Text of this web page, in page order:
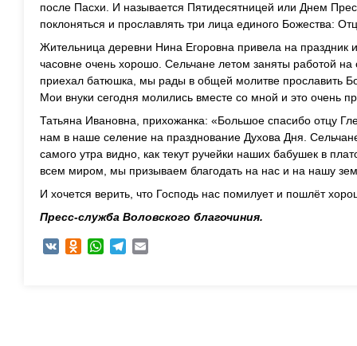
после Пасхи. И называется Пятидесятницей или Днем
поклоняться и прославлять три лица единого Божества:
Жительница деревни Нина Егоровна привела на праздник
часовне очень хорошо. Сельчане летом заняты работой на
приехал батюшка, мы рады в общей молитве прославить
Мои внуки сегодня молились вместе со мной и это очень
Татьяна Ивановна, прихожанка: «Большое спасибо отцу
нам в наше селение на празднование Духова Дня.
самого утра видно, как текут ручейки наших бабушек в
всем миром, мы призываем благодать на нас и на нашу
И хочется верить, что Господь нас помилует и пошлёт
Пресс-служба Воловского благочиния.
VK Odnoklassniki
WhatsAppTelegram